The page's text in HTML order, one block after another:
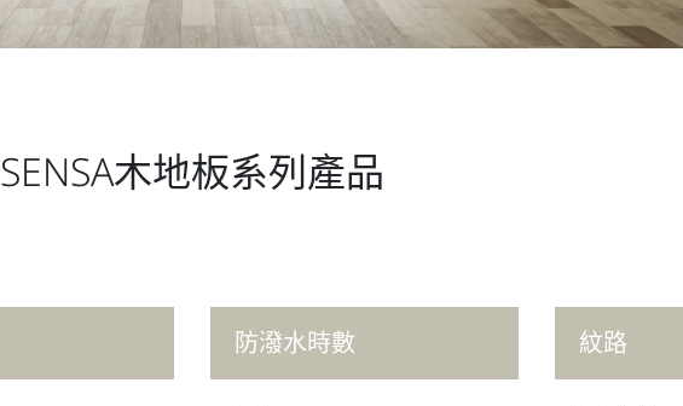
SENSA木地板系列產品
防潑水時數 紋路